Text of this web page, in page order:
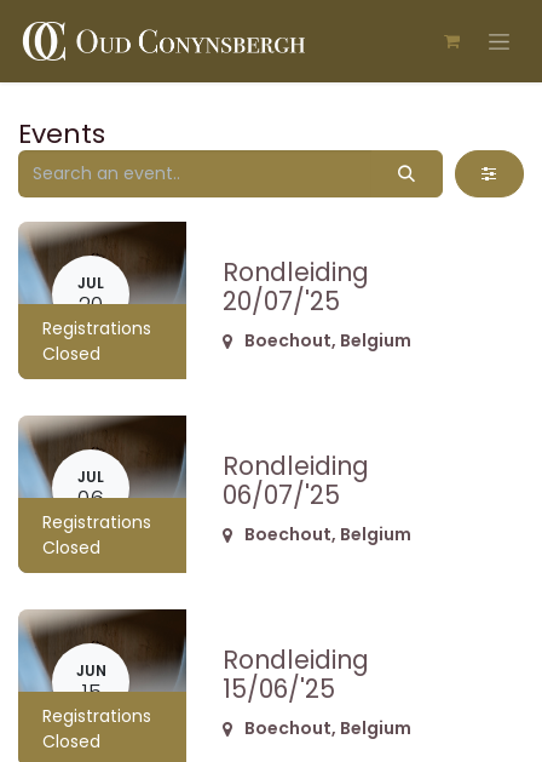
Events
JUL
20
Registrations
Closed
Rondleiding
20/07/'25
Boechout, Belgium
JUL
06
Registrations
Closed
Rondleiding
06/07/'25
Boechout, Belgium
JUN
15
Registrations
Closed
Rondleiding
15/06/'25
Boechout, Belgium